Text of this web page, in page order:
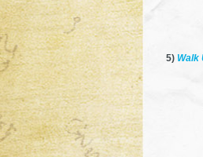
5) Walk